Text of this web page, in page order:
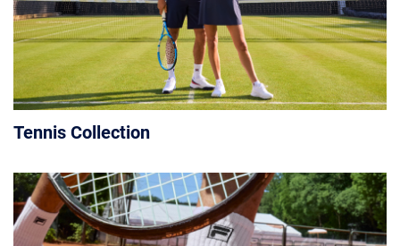
Tennis Collection